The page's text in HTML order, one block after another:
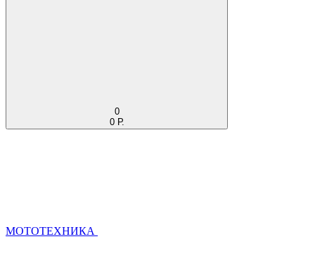
0
0 Р.
МОТОТЕХНИКА